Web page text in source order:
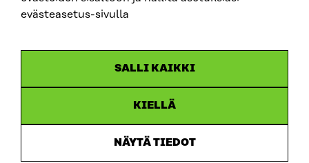
evästeasetus-sivulla
SALLI KAIKKI
KIELLÄ
NÄYTÄ TIEDOT
OSOITE
0202132-3
PUHELIN